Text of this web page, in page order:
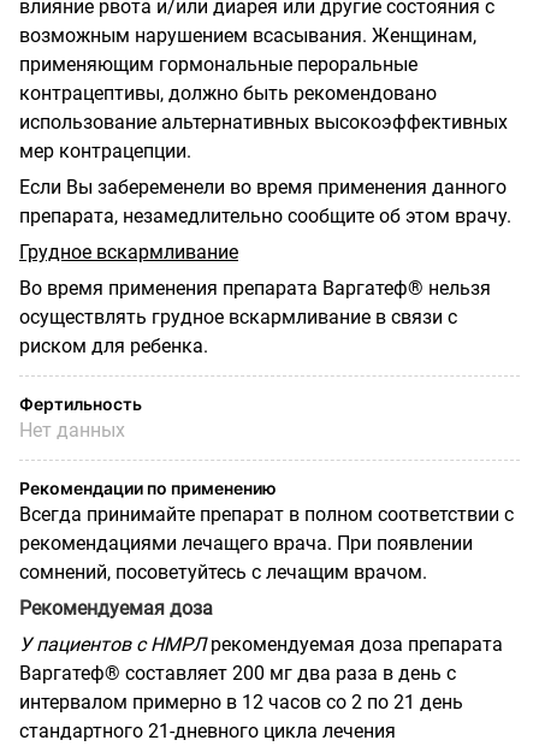
влияние рвота и/или диарея или другие состояния с
возможным нарушением всасывания. Женщинам,
применяющим гормональные пероральные
контрацептивы, должно быть рекомендовано
использование альтернативных высокоэффективных
мер контрацепции.
Если Вы забеременели во время применения данного
препарата, незамедлительно сообщите об этом врачу.
Грудное вскармливание
Во время применения препарата Варгатеф® нельзя
осуществлять грудное вскармливание в связи с
риском для ребенка.
Фертильность
Нет данных
Рекомендации по применению
Всегда принимайте препарат в полном соответствии с
рекомендациями лечащего врача. При появлении
сомнений, посоветуйтесь с лечащим врачом.
Рекомендуемая доза
У пациентов с НМРЛрекомендуемая доза препарата
Варгатеф® составляет 200 мг два раза в день с
интервалом примерно в 12 часов со 2 по 21 день
стандартного 21-дневного цикла лечения